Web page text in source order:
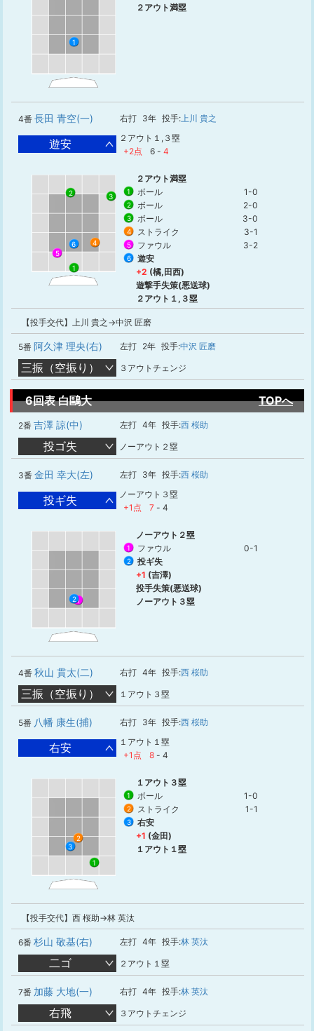
1
２アウト満塁
4番 長田 青空(一) 右打 3年 投手:上川 貴之
遊安
２アウト１,３塁
+2点
6 - 4
1
2 3
4
5
6
２アウト満塁
1 ボール 1-0
2 ボール 2-0
3 ボール 3-0
4 ストライク 3-1
5 ファウル 3-2
6
遊安
+2 (橘,田西)
遊撃手失策(悪送球)
２アウト１,３塁
【投手交代】上川 貴之→中沢 匠磨
5番 阿久津 理央(右) 左打 2年 投手:中沢 匠磨
三振（空振り） ３アウトチェンジ
6回表 白鷗大 TOPへ
2番 吉澤 諒(中) 左打 4年 投手:西 桜助
投ゴ失 ノーアウト２塁
3番 金田 幸大(左) 左打 3年 投手:西 桜助
投ギ失
ノーアウト３塁
+1点
7 - 4
1
2
ノーアウト２塁
1 ファウル 0-1
2
投ギ失
+1 (吉澤)
投手失策(悪送球)
ノーアウト３塁
4番 秋山 貫太(二) 右打 4年 投手:西 桜助
三振（空振り） １アウト３塁
5番 八幡 康生(捕) 右打 3年 投手:西 桜助
右安
１アウト１塁
+1点
8 - 4
1
2
3
１アウト３塁
1 ボール 1-0
2 ストライク 1-1
3
右安
+1 (金田)
１アウト１塁
【投手交代】西 桜助→林 英汰
6番 杉山 敬基(右) 左打 4年 投手:林 英汰
二ゴ ２アウト１塁
7番 加藤 大地(一) 右打 4年 投手:林 英汰
右飛 ３アウトチェンジ